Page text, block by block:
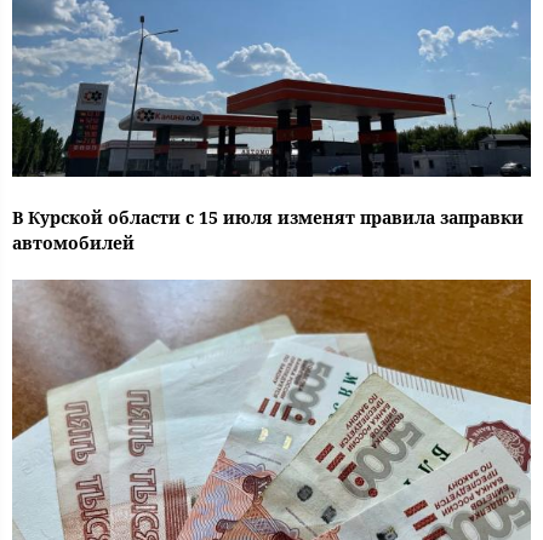
В Курской области с 15 июля изменят правила заправки
автомобилей